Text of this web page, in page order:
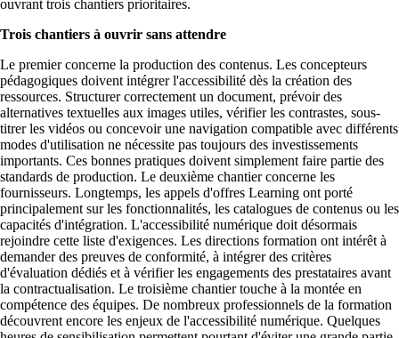
ouvrant trois chantiers prioritaires.
Trois chantiers à ouvrir sans attendre
Le premier concerne la production des contenus. Les concepteurs
pédagogiques doivent intégrer l'accessibilité dès la création des
ressources. Structurer correctement un document, prévoir des
alternatives textuelles aux images utiles, vérifier les contrastes, sous-
titrer les vidéos ou concevoir une navigation compatible avec différents
modes d'utilisation ne nécessite pas toujours des investissements
importants. Ces bonnes pratiques doivent simplement faire partie des
standards de production. Le deuxième chantier concerne les
fournisseurs. Longtemps, les appels d'offres Learning ont porté
principalement sur les fonctionnalités, les catalogues de contenus ou les
capacités d'intégration. L'accessibilité numérique doit désormais
rejoindre cette liste d'exigences. Les directions formation ont intérêt à
demander des preuves de conformité, à intégrer des critères
d'évaluation dédiés et à vérifier les engagements des prestataires avant
la contractualisation. Le troisième chantier touche à la montée en
compétence des équipes. De nombreux professionnels de la formation
découvrent encore les enjeux de l'accessibilité numérique. Quelques